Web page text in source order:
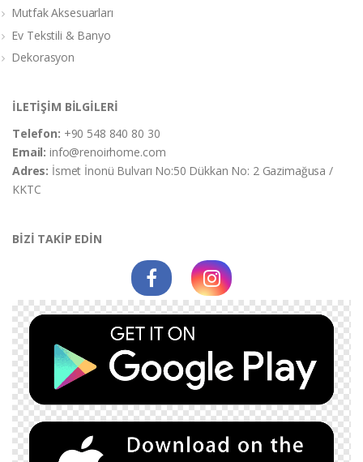
Mutfak Aksesuarları
Ev Tekstili & Banyo
Dekorasyon
İLETİŞİM BİLGİLERİ
Telefon: +90 548 840 80 30
Email:info@renoirhome.com
Adres: İsmet İnonü Bulvarı No:50 Dükkan No: 2 Gazimağusa /
KKTC
BİZİ TAKİP EDİN